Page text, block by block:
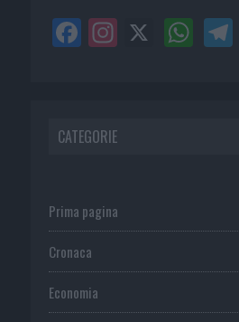
CATEGORIE
Prima pagina
Cronaca
Economia